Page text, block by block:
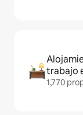
trabajo
1,770